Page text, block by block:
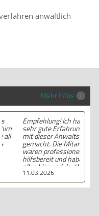
anwaltlich
Mehr Infos
11.03.2026
Empfehlung! Ich habe
sehr gute Erfahrungen
mit dieser Anwaltskanzlei
gemacht. Die Mitarbeiter
waren professionell,
hilfsbereit und haben
alles klar und deutlich
erklärt. Ich bin mit der
Beratung sehr zufrieden
und kann ihre